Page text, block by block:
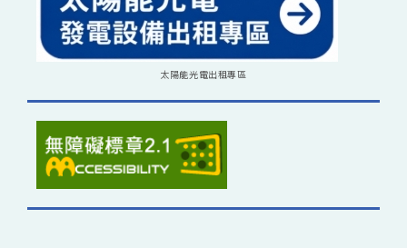
太陽能光電出租專區